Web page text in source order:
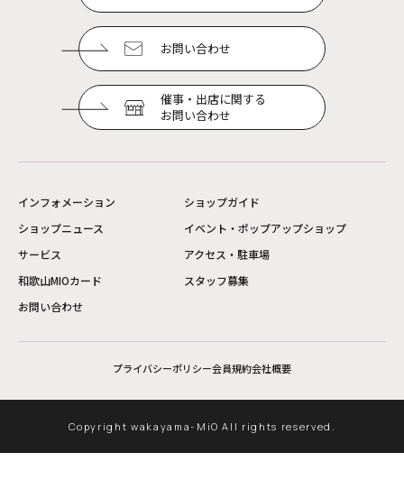
お問い合わせ
催事・出店に関する
お問い合わせ
インフォメーション
ショップガイド
ショップニュース
イベント・ポップアップショップ
サービス
アクセス・駐車場
和歌山MIOカード
スタッフ募集
お問い合わせ
プライバシーポリシー会員規約会社概要
Copyright wakayama-MiO All rights reserved.